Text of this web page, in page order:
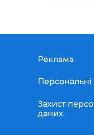
Реклама
Персональні
Захист
даних